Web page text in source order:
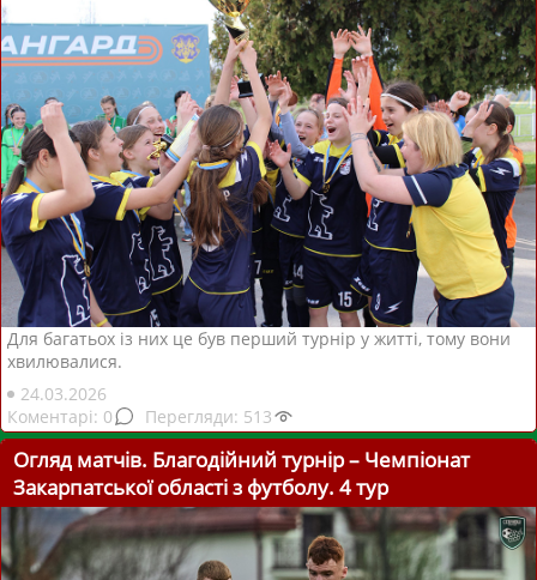
Для багатьох із них це був перший турнір у житті, тому вони
хвилювалися.
24.03.2026
0
513
Огляд матчів. Благодійний турнір – Чемпіонат
Закарпатської області з футболу. 4 тур